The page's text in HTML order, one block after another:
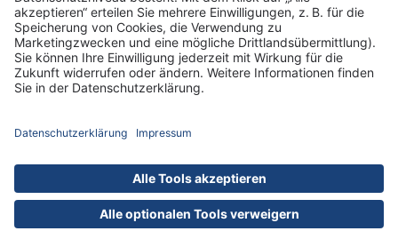
DRK-Schwesternschaft Berlin
Impressum
Hausordnung